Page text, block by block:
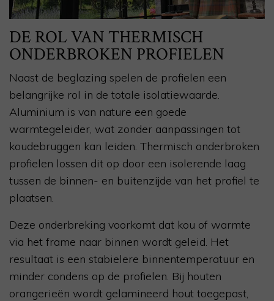
DE ROL VAN THERMISCH
ONDERBROKEN PROFIELEN
Naast de beglazing spelen de profielen een
belangrijke rol in de totale isolatiewaarde.
Aluminium is van nature een goede
warmtegeleider, wat zonder aanpassingen tot
koudebruggen kan leiden. Thermisch onderbroken
profielen lossen dit op door een isolerende laag
tussen de binnen- en buitenzijde van het profiel te
plaatsen.
Deze onderbreking voorkomt dat kou of warmte
via het frame naar binnen wordt geleid. Het
resultaat is een stabielere binnentemperatuur en
minder condens op de profielen. Bij houten
orangerieën wordt gelamineerd hout toegepast,